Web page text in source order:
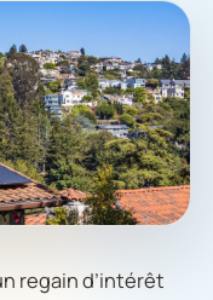
regain d’intérêt